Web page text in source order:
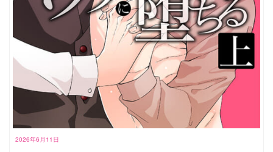
2026年6月11日